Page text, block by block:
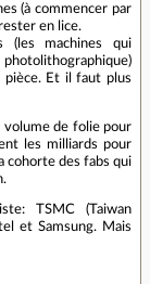
(à commencer par
en lice.
(les machines qui
Et il faut plus
volume de folie pour
les milliards pour
cohorte des fabs qui
TSMC (Taiwan
et Samsung. Mais